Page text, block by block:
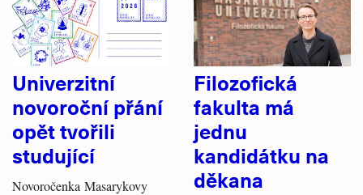
Univerzitní
novoroční přání
opět tvořili
studující
Novoročenka Masarykovy
Filozofická
fakulta má
jednu
kandidátku na
děkana